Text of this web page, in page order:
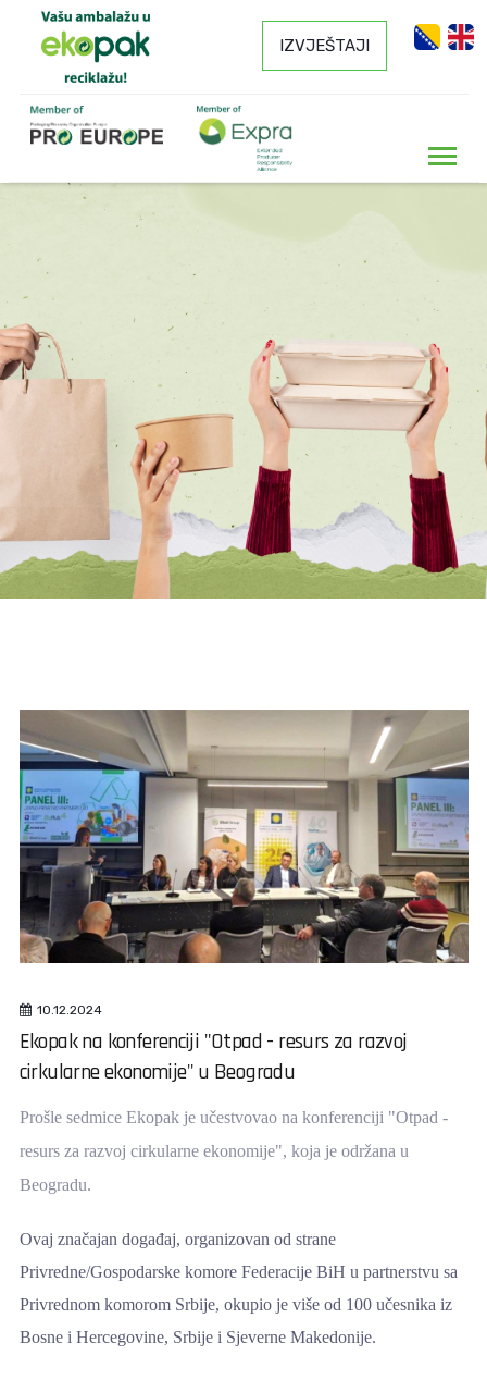
IZVJEŠTAJI
10.12.2024
Ekopak na konferenciji "Otpad - resurs za razvoj
cirkularne ekonomije" u Beogradu
Prošle sedmice Ekopak je učestvovao na konferenciji "Otpad -
resurs za razvoj cirkularne ekonomije", koja je održana u
Beogradu.
Ovaj značajan događaj, organizovan od strane
Privredne/Gospodarske komore Federacije BiH u partnerstvu sa
Privrednom komorom Srbije, okupio je više od 100 učesnika iz
Bosne i Hercegovine, Srbije i Sjeverne Makedonije.